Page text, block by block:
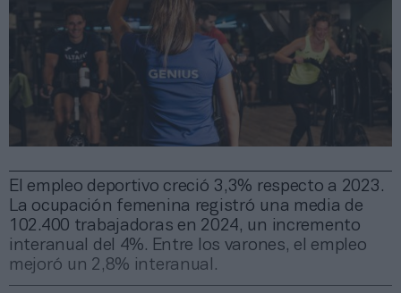
El empleo deportivo creció 3,3% respecto a 2023.
La ocupación femenina registró una media de
102.400 trabajadoras en 2024, un incremento
interanual del 4%. Entre los varones, el empleo
mejoró un 2,8% interanual.